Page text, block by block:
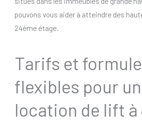
pouvons vous aider à atteindre des
24ème étage.
Tarifs et
flexibles pour
location de lift